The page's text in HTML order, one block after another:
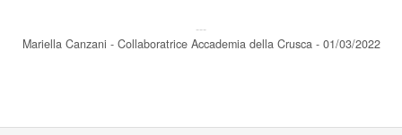
---
Mariella Canzani - Collaboratrice Accademia della Crusca - 01/03/2022